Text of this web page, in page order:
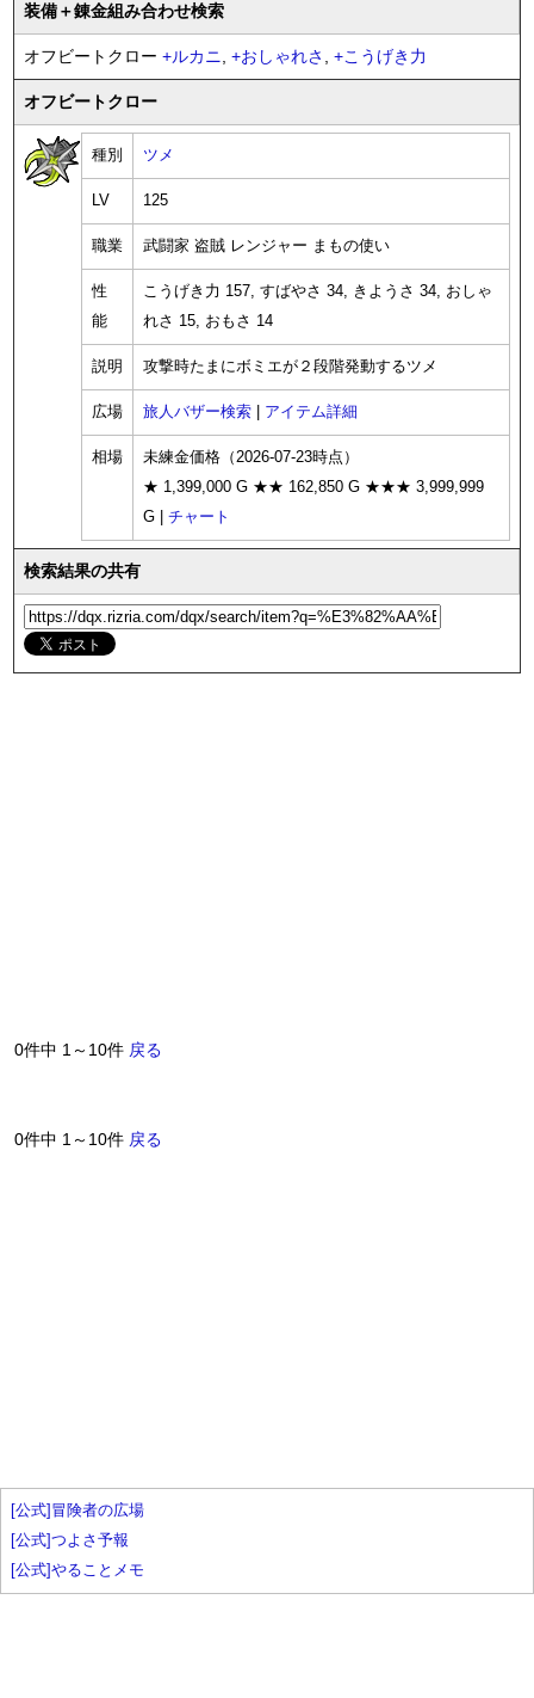
装備＋錬金組み合わせ検索
オフビートクロー +ルカニ, +おしゃれさ , +こうげき力
オフビートクロー
種別 ツメ
LV 125
職業 武闘家 盗賊 レンジャー まもの使い
性
能
こうげき力 157, すばやさ 34, きようさ 34, おしゃ
れさ 15, おもさ 14
説明 攻撃時たまにボミエが２段階発動するツメ
広場 旅人バザー検索 アイテム詳細
相場
未練金価格（2026-07-23時点）
★ 1,399,000 G ★★ 162,850 G ★★★ 3,999,999
G | チャート
検索結果の共有
0件中 1～10件 戻る
0件中 1～10件 戻る
[公式]冒険者の広場
[公式]つよさ予報
[公式]やることメモ